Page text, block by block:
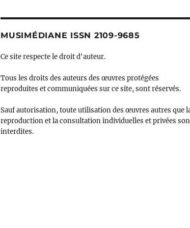
MUSIMÉDIANE ISSN 2109-9685
Ce site respecte le droit d'auteur.
Tous les droits des auteurs des œuvres protégées
reproduites et communiquées sur ce site, sont réservés.
Sauf autorisation, toute utilisation des œuvres autres que
reproduction et la consultation individuelles et privées
interdites.